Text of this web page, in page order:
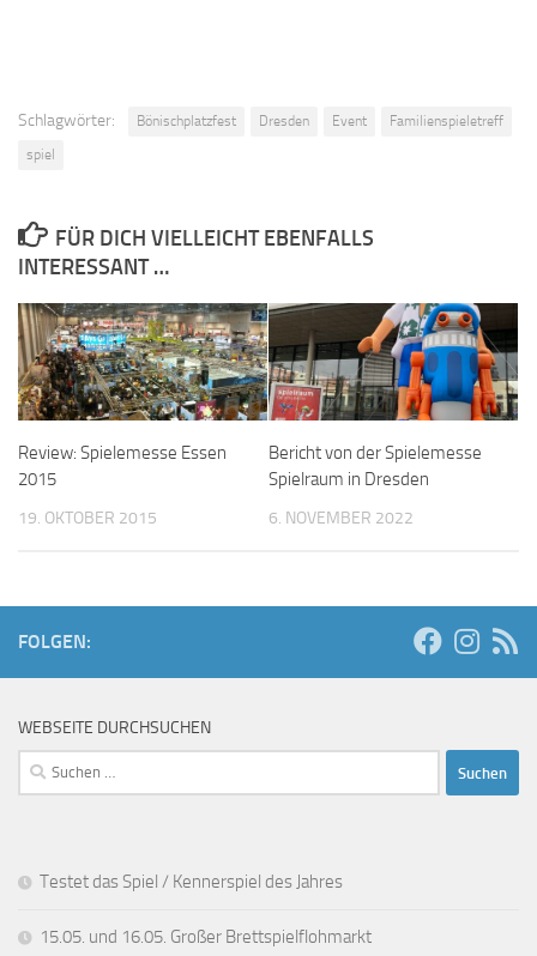
Schlagwörter: Bönischplatzfest Dresden Event
Familienspieletreff
spiel
FÜR DICH VIELLEICHT EBENFALLS
INTERESSANT …
Review: Spielemesse Essen
2015
19. OKTOBER 2015
Bericht von der Spielemesse
Spielraum in Dresden
6. NOVEMBER 2022
FOLGEN:
WEBSEITE DURCHSUCHEN
Suchen
nach:
Testet das Spiel / Kennerspiel des Jahres
15.05. und 16.05. Großer Brettspielflohmarkt